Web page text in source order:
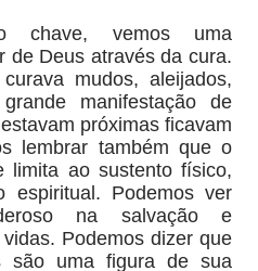
chave, vemos uma
de Deus através da cura.
mudos, aleijados,
manifestação de
próximas ficavam
lembrar também que o
limita ao sustento físico,
espiritual. Podemos ver
na salvação e
Podemos dizer que
são uma figura de sua